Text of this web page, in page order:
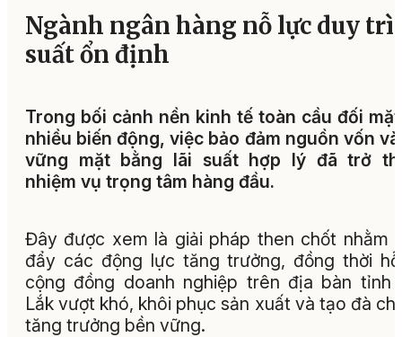
Ngành ngân hàng nỗ lực duy trì
suất ổn định
Trong bối cảnh nền kinh tế toàn cầu đối
nhiều biến động, việc bảo đảm nguồn vốn
vững mặt bằng lãi suất hợp lý đã trở
nhiệm vụ trọng tâm hàng đầu.
Đây được xem là giải pháp then chốt nhằm
đẩy các động lực tăng trưởng, đồng thời
cộng đồng doanh nghiệp trên địa bàn tỉnh
Lắk vượt khó, khôi phục sản xuất và tạo đà
tăng trưởng bền vững.